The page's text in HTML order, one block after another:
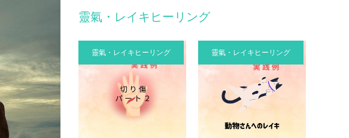
靈氣・レイキヒーリング
靈氣・レイキヒーリング 靈氣・レイキヒーリング